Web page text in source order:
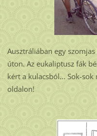
Ausztráliában egy
úton. Az eukaliptusz fák
kért a kulacsból... Sok-
oldalon!